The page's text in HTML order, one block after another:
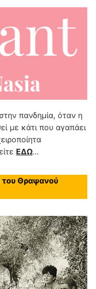
πανδημία, όταν η
με κάτι που αγαπάει
ΕΔΩ…
του Θραψανού